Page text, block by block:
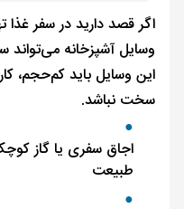
اگر قصد دارید در سفر غذا
وسایل آشپزخانه
این وسایل باید کم‌حجم،
سخت نباشد.
اجاق سفری یا گاز
طبیعت